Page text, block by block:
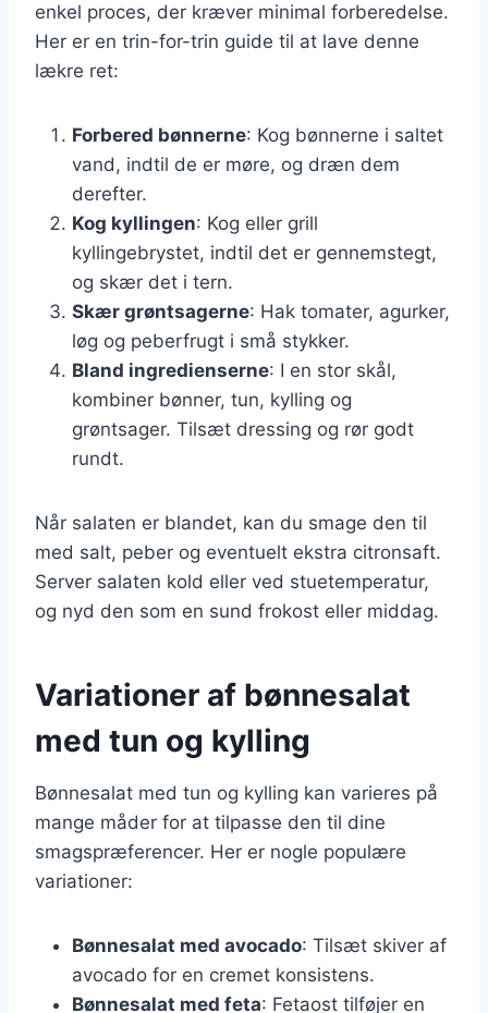
enkel proces, der kræver minimal forberedelse.
Her er en trin-for-trin guide til at lave denne
lækre ret:
Forbered bønnerne: Kog bønnerne i saltet
vand, indtil de er møre, og dræn dem
derefter.
Kog kyllingen: Kog eller grill
kyllingebrystet, indtil det er gennemstegt,
og skær det i tern.
Skær grøntsagerne: Hak tomater, agurker,
løg og peberfrugt i små stykker.
Bland ingredienserne: I en stor skål,
kombiner bønner, tun, kylling og
grøntsager. Tilsæt dressing og rør godt
rundt.
Når salaten er blandet, kan du smage den til
med salt, peber og eventuelt ekstra citronsaft.
Server salaten kold eller ved stuetemperatur,
og nyd den som en sund frokost eller middag.
Variationer af bønnesalat
med tun og kylling
Bønnesalat med tun og kylling kan varieres på
mange måder for at tilpasse den til dine
smagspræferencer. Her er nogle populære
variationer:
Bønnesalat med avocado: Tilsæt skiver af
avocado for en cremet konsistens.
Bønnesalat med feta: Fetaost tilføjer en